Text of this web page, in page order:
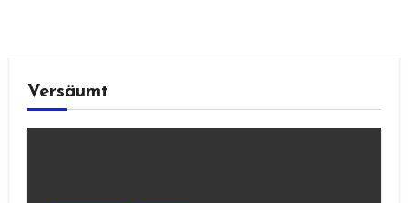
Versäumt